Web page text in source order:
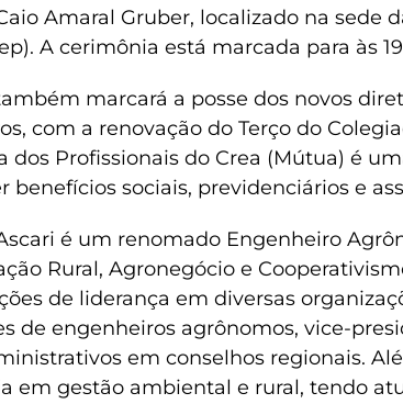
Amaral Gruber, localizado na sede
A cerimônia está marcada para às
marcará a posse dos novos
com a renovação do Terço do
dos Profissionais do Crea (Mútua) é
benefícios sociais, previdenciários e
é um renomado Engenheiro
Rural, Agronegócio e
de liderança em diversas
de engenheiros agrônomos, vice-
em conselhos regionais.
em gestão ambiental e rural, tendo